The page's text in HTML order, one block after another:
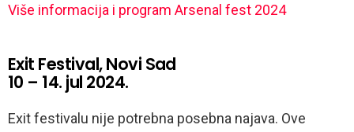
Više informacija i program Arsenal fest 2024
Exit Festival, Novi Sad
10 – 14. jul 2024.
Exit festivalu nije potrebna posebna najava. Ove